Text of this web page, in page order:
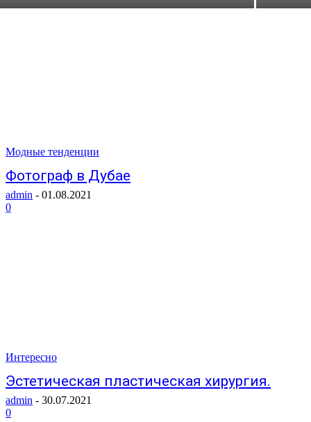
Модные тенденции
Фотограф в Дубае
admin - 01.08.2021
0
Интересно
Эстетическая пластическая хирургия.
admin - 30.07.2021
0